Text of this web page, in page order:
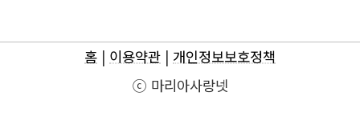
홈 | 이용약관 | 개인정보보호정책
ⓒ 마리아사랑넷